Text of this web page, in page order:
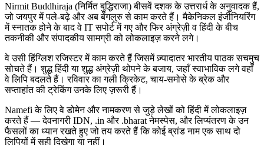
Nirmit Buddhiraja (निर्मित बुद्धिराजा) बीसवें दशक के उत्तरार्ध के अनुवादक हैं,
जो जयपुर में पले-बढ़े और अब बेंगलुरु से काम करते हैं। मैकेनिकल इंजीनियरिंग
में स्नातक होने के बाद वे IT सपोर्ट में गए और फिर अंग्रेज़ी व हिंदी के बीच
तकनीकी और संपादकीय सामग्री को लोकलाइज़ करने लगे।
वे उसी हिंग्लिश रजिस्टर में काम करते हैं जिसमें ज़्यादातर भारतीय पाठक सचमुच
सोचते हैं। शुद्ध हिंदी या शुद्ध अंग्रेज़ी थोपने के बजाय, जहाँ स्वाभाविक लगे वहाँ
वे लिपि बदलते हैं। रविवार का गली क्रिकेट, चाय-समोसे के ब्रेक और
सप्ताहांत की ट्रेकिंग उनके लिए ज़रूरी हैं।
Namefi के लिए वे डोमेन और नामकरण से जुड़े लेखों को हिंदी में लोकलाइज़
करते हैं — देवनागरी IDN, .in और .bharat नेमस्पेस, और लिप्यंतरण के उन
फैसलों का ध्यान रखते हुए जो तय करते हैं कि कोई ब्रांड नाम एक साथ दो
लिपियों में सही दिखेगा या नहीं।